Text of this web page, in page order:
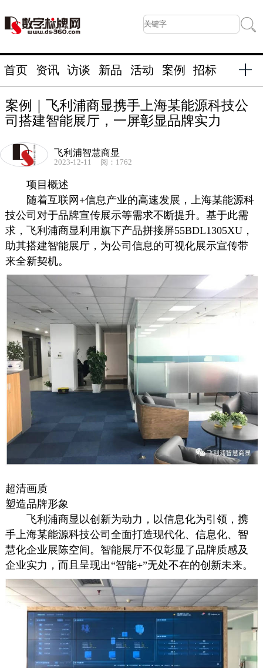
首页 资讯 访谈 新品 活动 案例 招标
案例｜飞利浦商显携手上海某能源科技公
司搭建智能展厅，一屏彰显品牌实力
飞利浦智慧商显
2023-12-11 阅：1762
项目概述
随着互联网+信息产业的高速发展，上海某能源科
技公司对于品牌宣传展示等需求不断提升。基于此需
求，飞利浦商显利用旗下产品拼接屏55BDL1305XU，
助其搭建智能展厅，为公司信息的可视化展示宣传带
来全新契机。
超清画质
塑造品牌形象
飞利浦商显以创新为动力，以信息化为引领，携
手上海某能源科技公司全面打造现代化、信息化、智
慧化企业展陈空间。智能展厅不仅彰显了品牌质感及
企业实力，而且呈现出“智能+”无处不在的创新未来。